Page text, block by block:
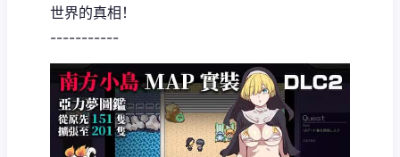
世界的真相！
-----------